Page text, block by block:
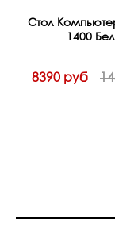
Стол
1400
8390 руб